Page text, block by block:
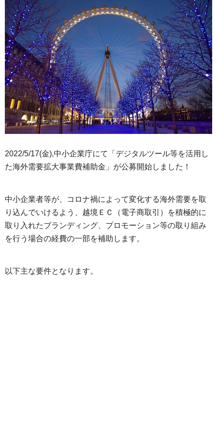
2022/5/17(金),中小企業庁にて「デジタルツール等を活用し
た海外需要拡大事業費補助金」が公募開始しました！
中小企業者等が、コロナ禍によって変化する海外需要を取
り込んでいけるよう、越境ＥＣ（電子商取引）を積極的に
取り入れたブランディング、プロモーション等の取り組み
を行う場合の経費の一部を補助します。
以下主な要件となります。